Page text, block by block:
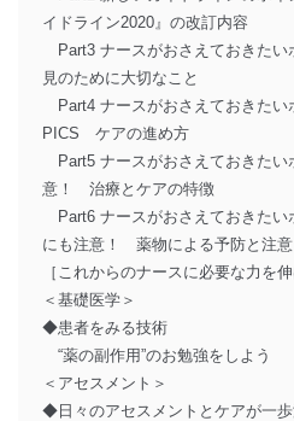
イドライン2020』の改訂内容
Part3 ナースがおさえておきた
見のために大切なこと
Part4 ナースがおさえておきた
PICS ケアの進め方
Part5 ナースがおさえておきた
意！ 治療とケアの特徴
Part6 ナースがおさえておきた
にも注意！ 薬物による予防と注意
［これからのナースに必要な力を伸
＜基礎医学＞
◆患者をみる技術
“薬の副作用”のお勉強をしよう
＜アセスメント＞
◆日々のアセスメントとケアが一